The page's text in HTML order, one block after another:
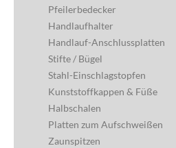
Pfeilerbedecker
Handlaufhalter
Handlauf-Anschlussplatten
Stifte / Bügel
Stahl-Einschlagstopfen
Kunststoffkappen & Füße
Halbschalen
Platten zum Aufschweißen
Zaunspitzen